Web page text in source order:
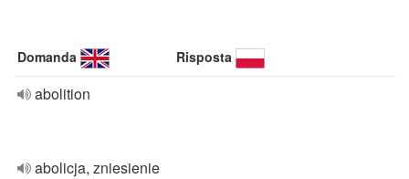
Domanda Risposta
abolition
abolicja, zniesienie